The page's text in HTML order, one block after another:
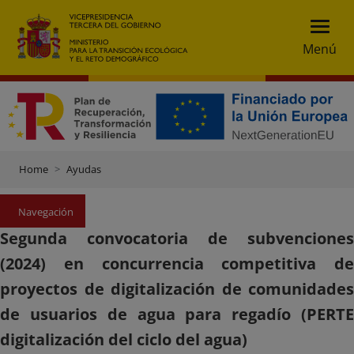
Menú
Home Ayudas
Navegación
Segunda convocatoria de subvenciones
(2024) en concurrencia competitiva de
proyectos de digitalización de comunidades
de usuarios de agua para regadío (PERTE
digitalización del ciclo del agua)